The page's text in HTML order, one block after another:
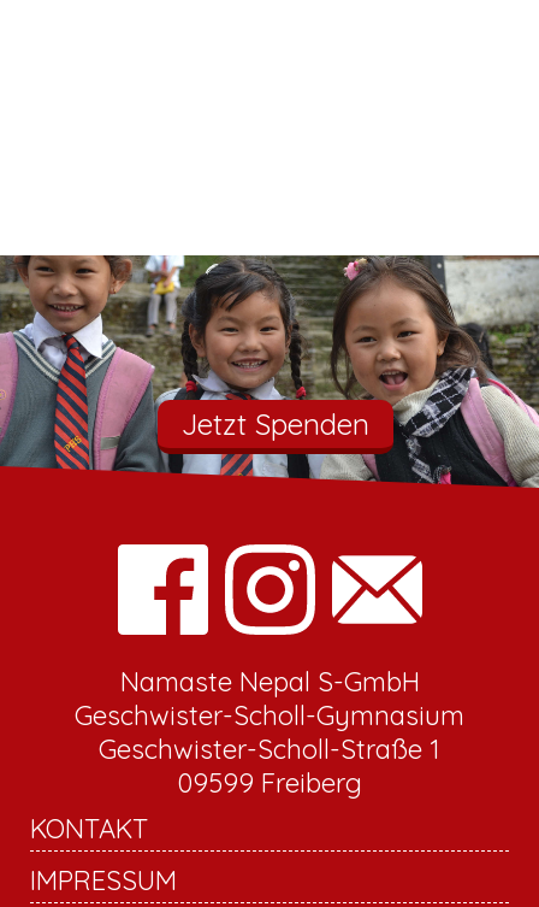
Jetzt Spenden
Namaste Nepal S-GmbH
Geschwister-Scholl-Gymnasium
Geschwister-Scholl-Straße 1
09599 Freiberg
KONTAKT
IMPRESSUM